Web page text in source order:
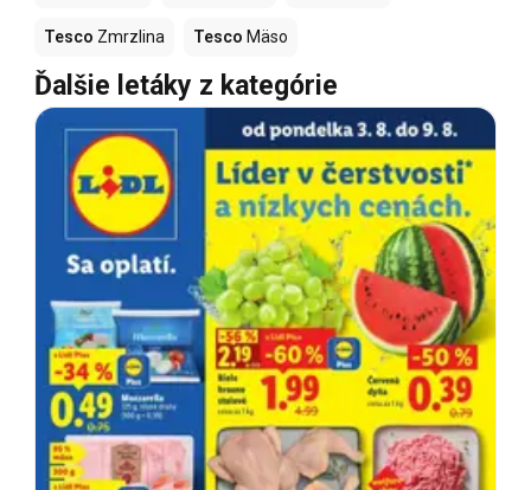
Tesco Zmrzlina Tesco Mäso
Ďalšie letáky z kategórie